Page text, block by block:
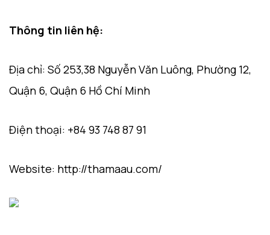
Thông tin liên hệ:
Địa chỉ: Số 253,38 Nguyễn Văn Luông, Phường 12,
Quận 6, Quận 6 Hồ Chí Minh
Điện thoại: +84 93 748 87 91
Website: http://thamaau.com/